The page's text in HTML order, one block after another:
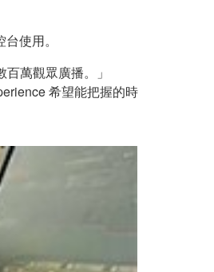
使用。
萬觀眾廣播。」
希望能把握的時